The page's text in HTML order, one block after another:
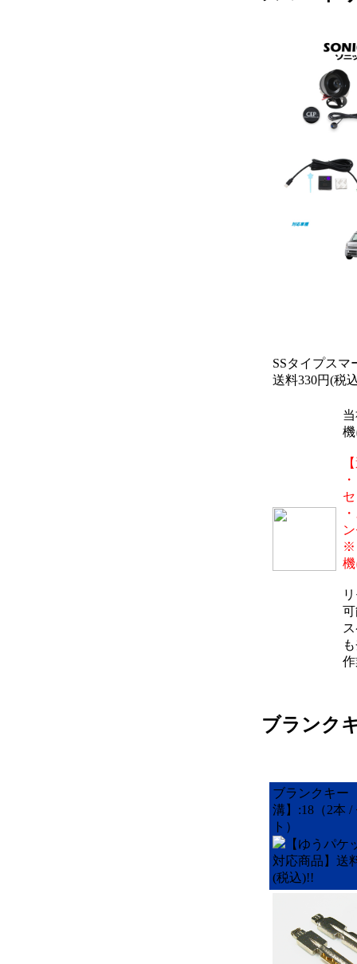
SSタイプス
送料330円(税
※
ブランク
ブランクキー
溝】:18（2本 /
ト）
【ゆうパケ
対応商品】送
(税込)!!